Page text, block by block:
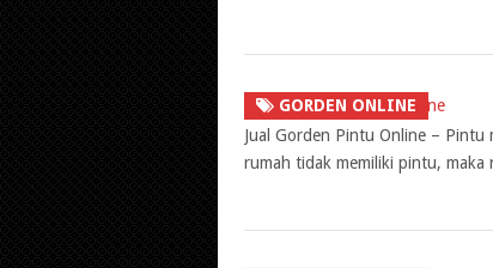
GORDEN ONLINE
Jual Gorden Pintu Online – Pintu
rumah tidak memiliki pintu, maka